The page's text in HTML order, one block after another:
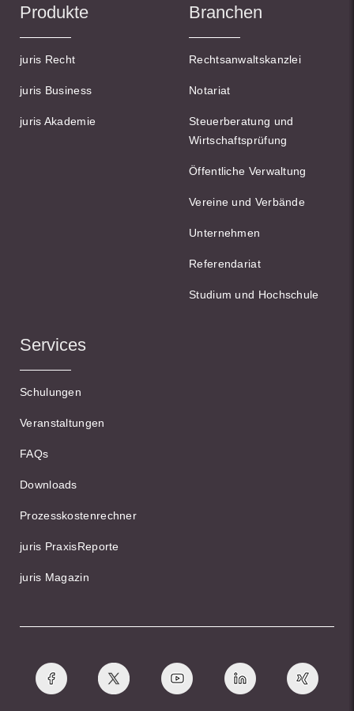
Produkte
juris Recht
juris Business
juris Akademie
Branchen
Rechtsanwaltskanzlei
Notariat
Steuerberatung und
Wirtschaftsprüfung
Öffentliche Verwaltung
Vereine und Verbände
Unternehmen
Referendariat
Studium und Hochschule
Services
Schulungen
Veranstaltungen
FAQs
Downloads
Prozesskostenrechner
juris PraxisReporte
juris Magazin